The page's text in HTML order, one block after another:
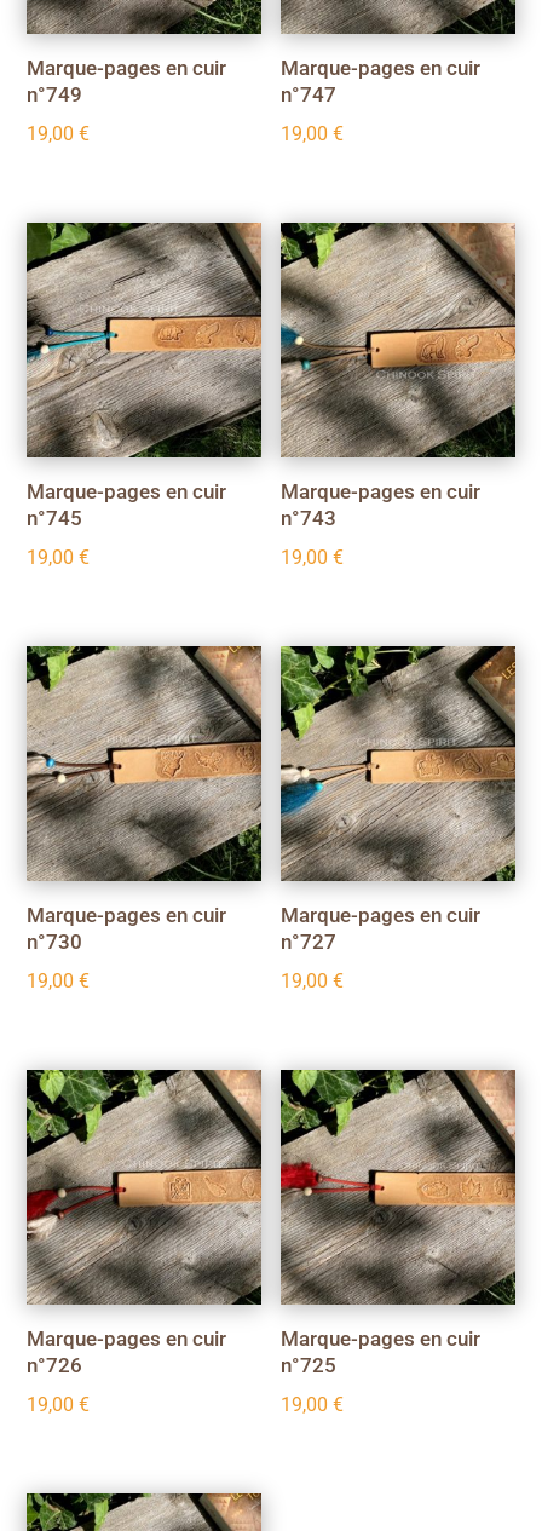
Marque-pages en cuir
n°749
19,00€
Marque-pages en cuir
n°747
19,00€
Marque-pages en cuir
n°745
19,00€
Marque-pages en cuir
n°743
19,00€
Marque-pages en cuir
n°730
19,00€
Marque-pages en cuir
n°727
19,00€
Marque-pages en cuir
n°726
19,00€
Marque-pages en cuir
n°725
19,00€